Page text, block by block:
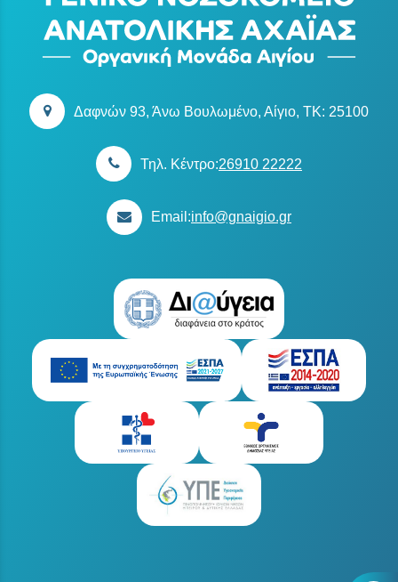
Δαφνών 93, Άνω Βουλωμένο, Αίγιο, TK: 25100
Τηλ. Κέντρο:26910 22222
Email:info@gnaigio.gr